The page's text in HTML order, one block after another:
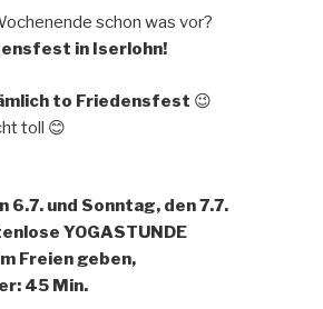
schon was vor?
in Iserlohn!
to Friedensfest 😉
toll 😊
6.7. und Sonntag, den 7.7.
YOGASTUNDE
Freien geben,
45 Min.